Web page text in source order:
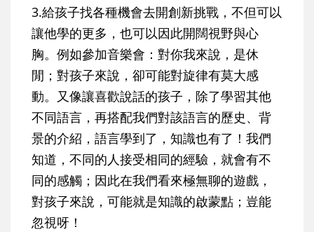
3.給孩子找各種機會去開創新挑戰 ，不但可以
讓他學的更多，也可以因此開闊視野與心
胸。例如參加音樂會：對你我來說，是休
閒；對孩子來說，卻可能對旋律有莫大感
動。又像讓喜歡說話的孩子，除了學習其他
不同語言，再搭配我們對該語言的歷史、背
景的介紹，語言學到了，知識也有了！我們
知道，不同的人接受相同的經驗，就會有不
同的感觸；因此在我們看來極無聊的遊戲，
對孩子來說，可能就是知識的啟蒙點；豈能
忽視呀！